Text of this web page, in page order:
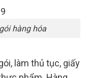
hàng hóa
làm thủ tục, giấy